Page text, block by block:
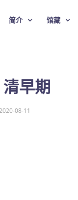
简介 馆藏
早期
08-11